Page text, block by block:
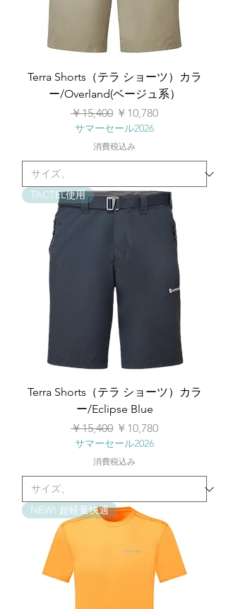
Terra Shorts（テラ ショーツ）カラ
ー/Overland(ベージュ系）
通常価格
￥15,400 セール価格
￥10,780
サマーセール2026
消費税込み
TACTEL使用
Terra Shorts（テラ ショーツ）カラ
ー/Eclipse Blue
通常価格
￥15,400 セール価格
￥10,780
サマーセール2026
消費税込み
NEW! 超軽量快適